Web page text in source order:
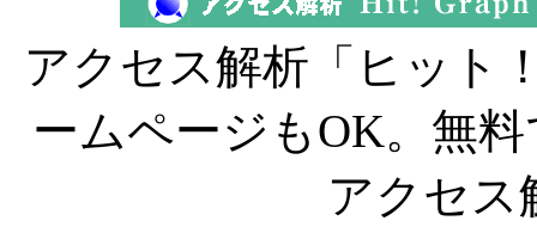
アクセス解析「ヒット
ームページもOK。無
アクセス